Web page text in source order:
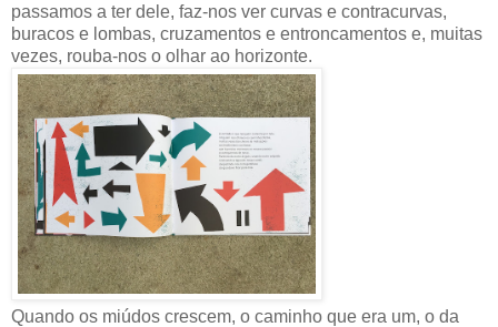
passamos a ter dele, faz-nos ver curvas e contracurvas,
buracos e lombas, cruzamentos e entroncamentos e, muitas
vezes, rouba-nos o olhar ao horizonte.
Quando os miúdos crescem, o caminho que era um, o da